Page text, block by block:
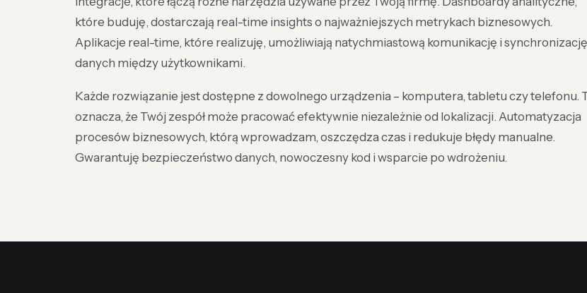
które buduję, dostarczają real-time insights o najważniejszych metrykach biznesowych.
Aplikacje real-time, które realizuję, umożliwiają natychmiastową komunikację i synchronizację
danych między użytkownikami.
Każde rozwiązanie jest dostępne z dowolnego urządzenia – komputera, tabletu czy telefonu.
oznacza, że Twój zespół może pracować efektywnie niezależnie od lokalizacji. Automatyzacja
procesów biznesowych, którą wprowadzam, oszczędza czas i redukuje błędy manualne.
Gwarantuję bezpieczeństwo danych, nowoczesny kod i wsparcie po wdrożeniu.